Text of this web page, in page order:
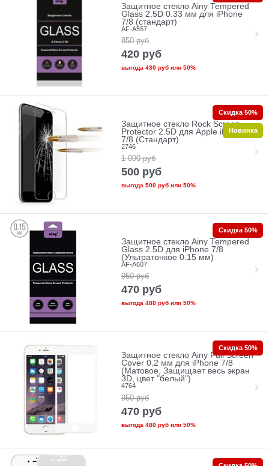
Защитное стекло Ainy Tempered
Glass 2.5D 0.33 мм для iPhone
7/8 (стандарт)
AF-A557
850 руб
420 руб
выгода 430 рубили 50%
Защитное стекло Rock Screen
Protector 2.5D для Apple iPhone
7/8 (Стандарт)
2746
1 000 руб
500 руб
выгода 500 рубили 50%
Скидка 50%
Новинка
Защитное стекло Ainy Tempered
Glass 2.5D для iPhone 7/8
(Ультратонкое 0.15 мм)
AF-A607
950 руб
470 руб
выгода 480 рубили 50%
Скидка 50%
Защитное стекло Ainy Full Screen
Cover 0.2 мм для iPhone 7/8
(Матовое, Защищает весь экран
3D, цвет "белый")
4764
950 руб
470 руб
выгода 480 рубили 50%
Скидка 50%